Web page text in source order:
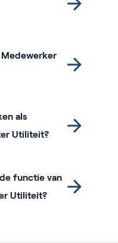
Medewerker
als
Utiliteit?
functie van
Utiliteit?